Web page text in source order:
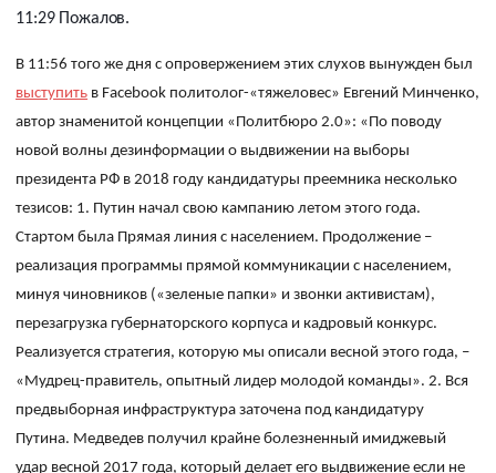
11:29 Пожалов.
В 11:56 того же дня с опровержением этих слухов вынужден был
выступить в Facebook политолог-«тяжеловес» Евгений Минченко,
автор знаменитой концепции «Политбюро 2.0»: «По поводу
новой волны дезинформации о выдвижении на выборы
президента РФ в 2018 году кандидатуры преемника несколько
тезисов: 1. Путин начал свою кампанию летом этого года.
Стартом была Прямая линия с населением. Продолжение –
реализация программы прямой коммуникации с населением,
минуя чиновников («зеленые папки» и звонки активистам),
перезагрузка губернаторского корпуса и кадровый конкурс.
Реализуется стратегия, которую мы описали весной этого года, –
«Мудрец-правитель, опытный лидер молодой команды». 2. Вся
предвыборная инфраструктура заточена под кандидатуру
Путина. Медведев получил крайне болезненный имиджевый
удар весной 2017 года, который делает его выдвижение если не